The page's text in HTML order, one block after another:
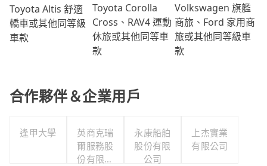
Toyota Altis 舒適
轎車或其他同等級
車款
Toyota Corolla
Cross、RAV4 運動
休旅或其他同等車
款
Volkswagen 旗艦
商旅、Ford 家用商
旅或其他同等級車
款
合作夥伴＆企業用戶
逢甲大學
英商克瑞
爾服務股
份有限公
永康船舶
股份有限
公司
上杰實業
有限公司